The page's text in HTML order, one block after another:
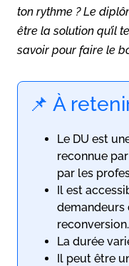
ton rythme ? Le
être la solution qu’il
savoir pour faire le
📌 À
Le DU est
reconnue
par les
Il est
demandeurs
reconversion.
La durée
Il peut être